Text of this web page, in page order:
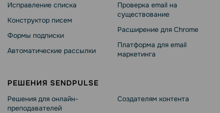
Исправление списка
Конструктор писем
Формы подписки
Автоматические рассылки
Проверка email на
существование
Расширение для Chrome
Платформа для email
маркетинга
РЕШЕНИЯ SENDPULSE
Решения для онлайн-
преподавателей
Создателям контента